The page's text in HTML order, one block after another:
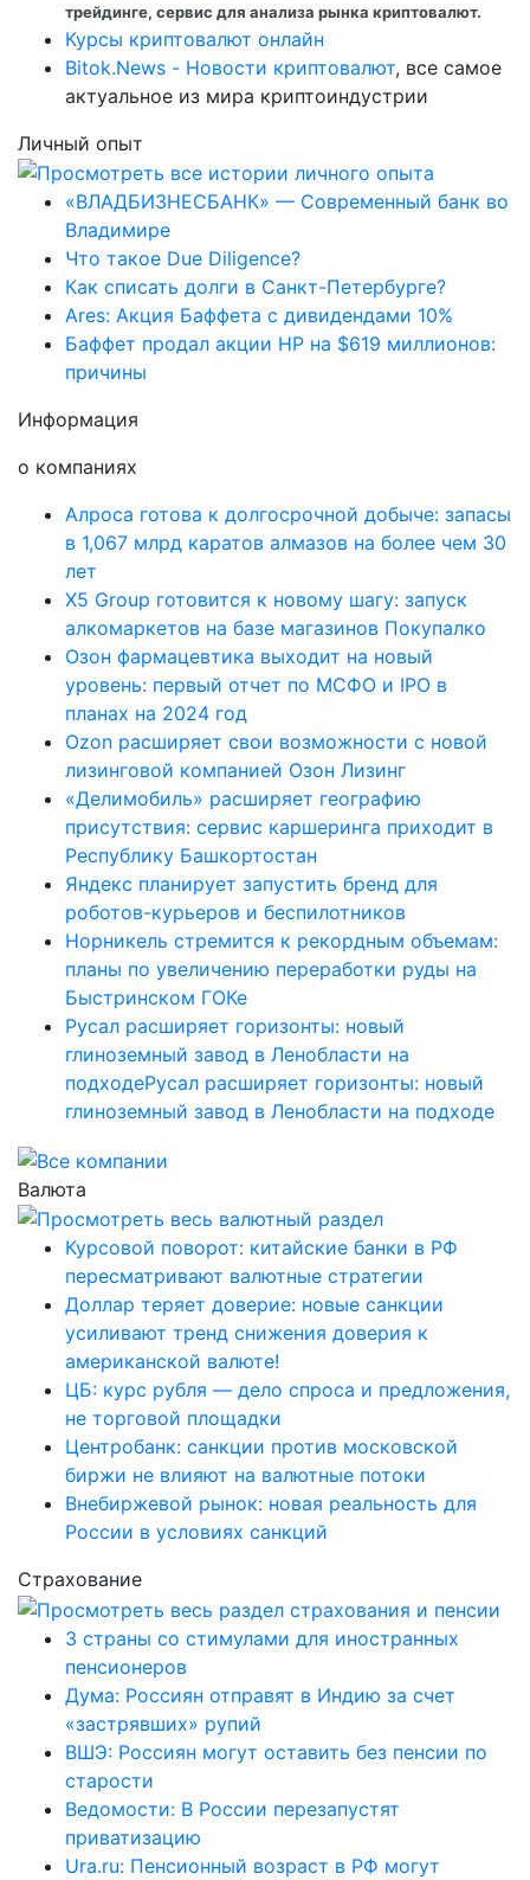
трейдинге, сервис для анализа рынка криптовалют.
Курсы криптовалют онлайн
Bitok.News - Новости криптовалют, все самое
актуальное из мира криптоиндустрии
Личный опыт
«ВЛАДБИЗНЕСБАНК» — Современный банк во
Владимире
Что такое Due Diligence?
Как списать долги в Санкт-Петербурге?
Ares: Акция Баффета с дивидендами 10%
Баффет продал акции HP на $619 миллионов:
причины
Информация
о компаниях
Алроса готова к долгосрочной добыче: запасы
в 1,067 млрд каратов алмазов на более чем 30
лет
X5 Group готовится к новому шагу: запуск
алкомаркетов на базе магазинов Покупалко
Озон фармацевтика выходит на новый
уровень: первый отчет по МСФО и IPO в
планах на 2024 год
Ozon расширяет свои возможности с новой
лизинговой компанией Озон Лизинг
«Делимобиль» расширяет географию
присутствия: сервис каршеринга приходит в
Республику Башкортостан
Яндекс планирует запустить бренд для
роботов-курьеров и беспилотников
Норникель стремится к рекордным объемам:
планы по увеличению переработки руды на
Быстринском ГОКе
Русал расширяет горизонты: новый
глиноземный завод в Ленобласти на
подходеРусал расширяет горизонты: новый
глиноземный завод в Ленобласти на подходе
Валюта
Курсовой поворот: китайские банки в РФ
пересматривают валютные стратегии
Доллар теряет доверие: новые санкции
усиливают тренд снижения доверия к
американской валюте!
ЦБ: курс рубля — дело спроса и предложения,
не торговой площадки
Центробанк: санкции против московской
биржи не влияют на валютные потоки
Внебиржевой рынок: новая реальность для
России в условиях санкций
Страхование
3 страны со стимулами для иностранных
пенсионеров
Дума: Россиян отправят в Индию за счет
«застрявших» рупий
ВШЭ: Россиян могут оставить без пенсии по
старости
Ведомости: В России перезапустят
приватизацию
Ura.ru: Пенсионный возраст в РФ могут